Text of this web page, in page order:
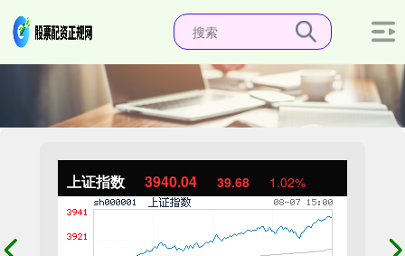
上证指数 3940.04 39.68 1.02%